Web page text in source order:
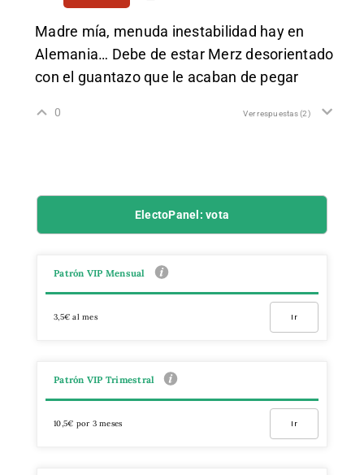
Madre mía, menuda inestabilidad hay en
Alemania… Debe de estar Merz desorientado
con el guantazo que le acaban de pegar
0 Ver respuestas(2)
ElectoPanel: vota
Patrón VIP Mensual
3,5€ al mes Ir
Patrón VIP Trimestral
10,5€ por 3 meses Ir